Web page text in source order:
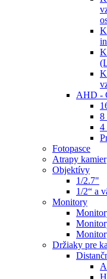
AHD -
8
4
Fotopasce
Atrapy kamier
Objektívy
1/2.7"
1/2“ a
Monitory
Držiaky pre